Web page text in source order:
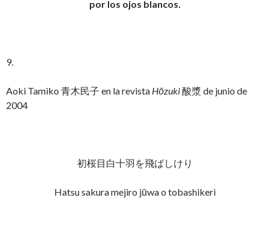
por los ojos blancos.
9.
Aoki Tamiko 青木民子 en la revista Hōzuki酸漿 de junio de
2004
初桜目白十羽を飛ばしけり
Hatsu sakura mejiro jūwa o tobashikeri